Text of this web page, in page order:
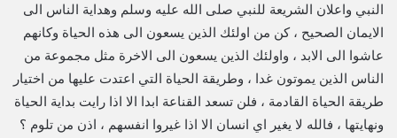
النبي واعلان الشريعة للنبي صلى الله عليه وسلم وهداية الناس الى
الايمان الصحيح ، كن من اولئك الذين يسعون الى هذه الحياة وكانهم
عاشوا الى الابد ، واولئك الذين يسعون الى الاخرة مثل مجموعة من
الناس الذين يموتون غدا ، وطريقة الحياة التي اعتدت عليها من اختيار
طريقة الحياة القادمة ، فلن تسعد القناعة ابدا الا اذا رايت بداية الحياة
ونهايتها ، فالله لا يغير اي انسان الا اذا غيروا انفسهم ، اذن من تلوم ؟